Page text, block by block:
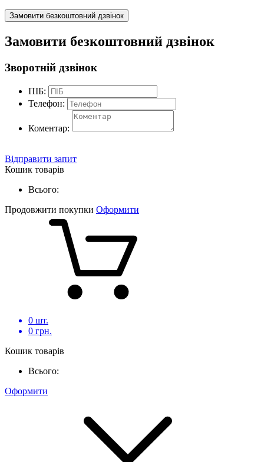
Замовити безкоштовний дзвінок
Замовити безкоштовний дзвінок
Зворотній дзвінок
ПІБ:
Телефон:
Коментар:
Відправити запит
Кошик товарів
Всього:
Продовжити покупки Оформити
0 шт.
0 грн.
Кошик товарів
Всього:
Оформити